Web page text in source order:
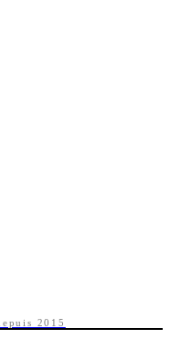
2015